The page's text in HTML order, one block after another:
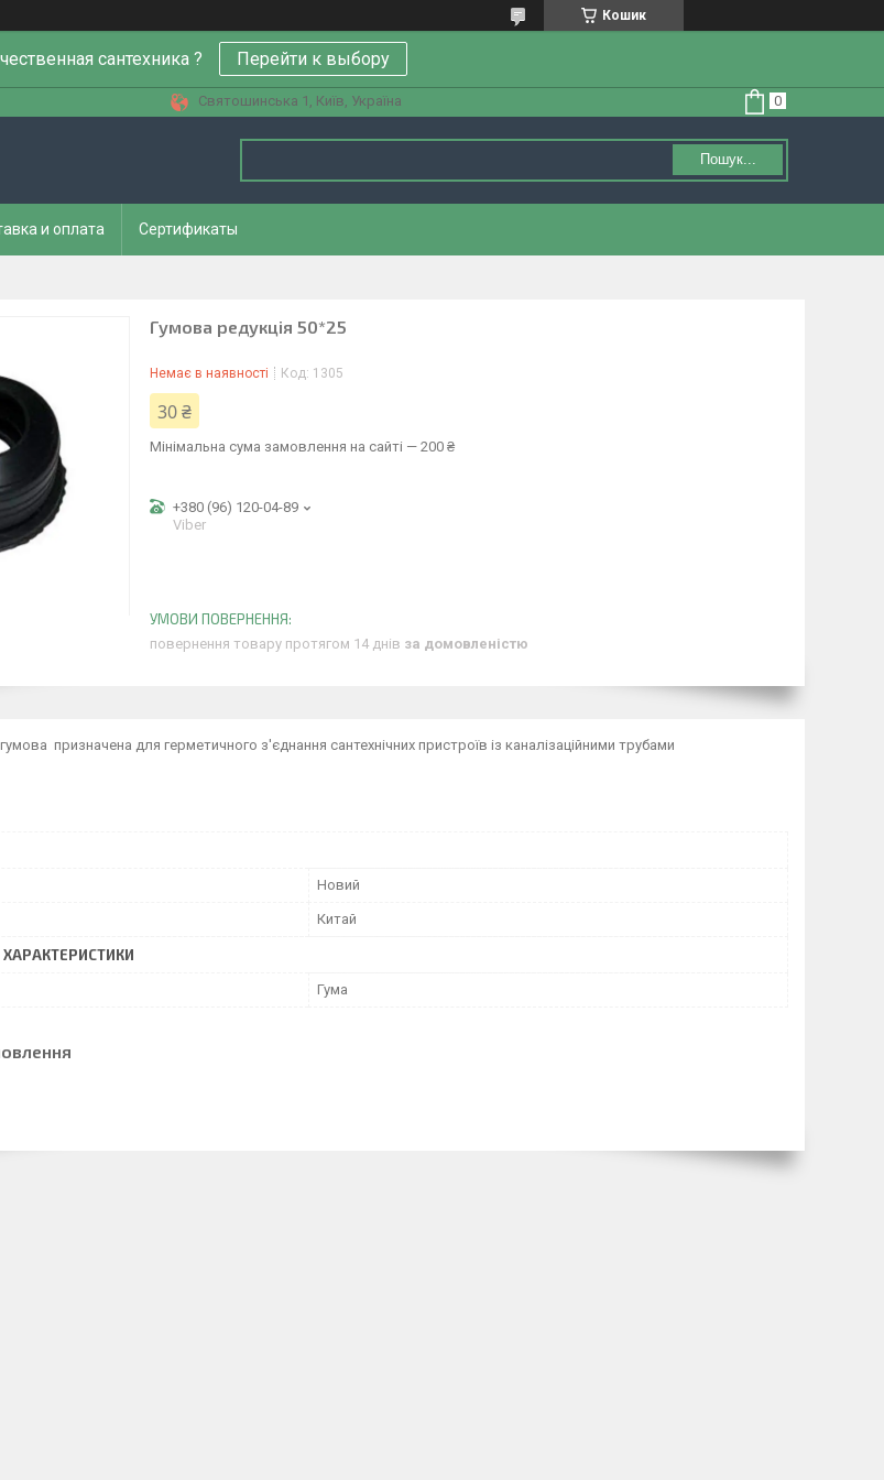
Кошик
сантехника ? Перейти к выбору
Святошинська 1, Київ, Україна
Пошук...
и оплата Сертификаты
Гумова редукція 50*25
Немає в наявності Код: 1305
30 ₴
Мінімальна сума замовлення на сайті — 200 ₴
+380 (96) 120-04-89
Viber
повернення товару протягом 14 днів за домовленістю
призначена для герметичного з'єднання сантехнічних пристроїв із каналізаційними трубами
Новий
Китай
Гума